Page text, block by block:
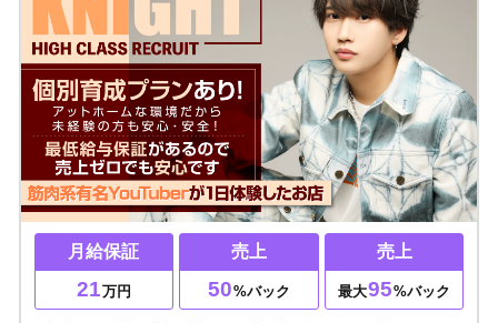
月給保証
21万円
売上
50%バック
売上
最大95%バック